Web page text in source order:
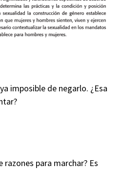
imposible de negarlo. ¿Esa
para marchar? Es